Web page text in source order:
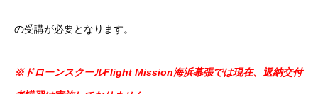
の受講が必要となります。
※ドローンスクールFlight Mission海浜幕張では現在、返納交付